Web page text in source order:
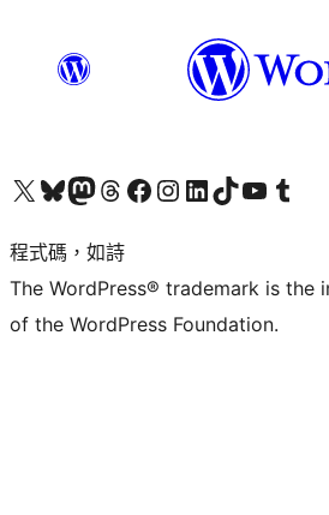
查看我們的 X (之前的 Twitter) 帳號造訪我們的 Bluesky 帳號造訪我們的 Mastodon 帳號造訪我們的 Threads 帳號 造訪我們的 Facebook 粉絲專頁Visit our Instagram account
Visit our LinkedIn account
造訪我們的 TikTok 帳號Visit our YouTube channel
造訪我們的 Tumblr 帳號
程式碼，如詩
The WordPress® trademark is the
of the WordPress Foundation.